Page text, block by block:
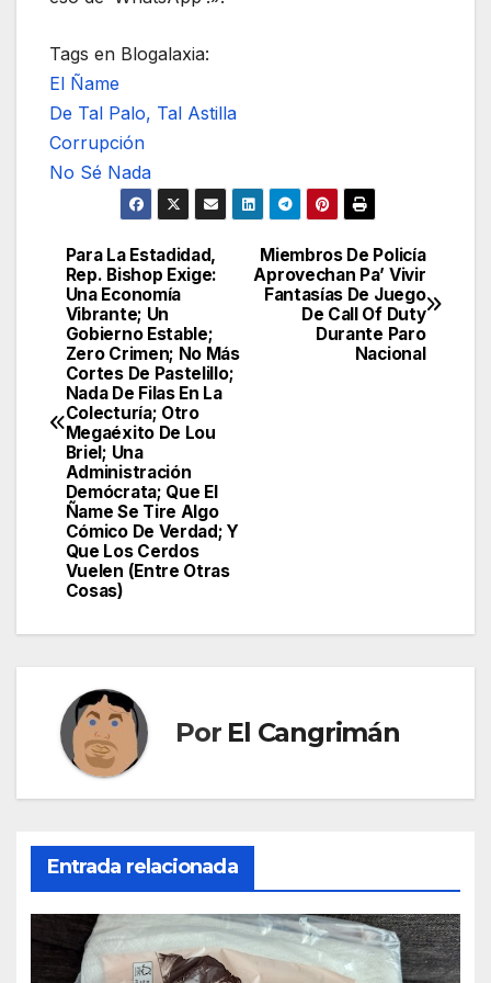
Tags en Blogalaxia:
El Ñame
De Tal Palo, Tal Astilla
Corrupción
No Sé Nada
Navegación
de
entradas
Miembros De Policía
Aprovechan Pa’ Vivir
Fantasías De Juego
De Call Of Duty
Durante Paro
Nacional
Para La Estadidad,
Rep. Bishop Exige:
Una Economía
Vibrante; Un
Gobierno Estable;
Zero Crimen; No Más
Cortes De Pastelillo;
Nada De Filas En La
Colecturía; Otro
Megaéxito De Lou
Briel; Una
Administración
Demócrata; Que El
Ñame Se Tire Algo
Cómico De Verdad; Y
Que Los Cerdos
Vuelen (Entre Otras
Cosas)
Por El Cangrimán
Entrada relacionada